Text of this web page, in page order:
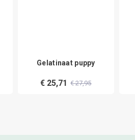
Gelatinaat puppy
€ 25,71 € 27,95